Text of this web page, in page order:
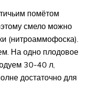
помётом
смело можно
(нитроаммофоска).
На одно плодовое
30-40 л,
достаточно для